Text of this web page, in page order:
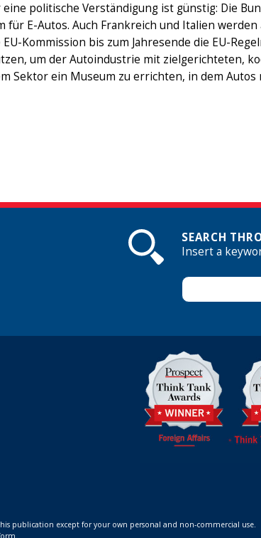
politische Verständigung ist günstig: Die
für E-Autos. Auch Frankreich und Italien
Kommission bis zum Jahresende die EU-
um der Autoindustrie mit zielgerichteten,
Sektor ein Museum zu errichten, in dem
SEARCH
Insert a
publication except for your own personal and non-commercial use.